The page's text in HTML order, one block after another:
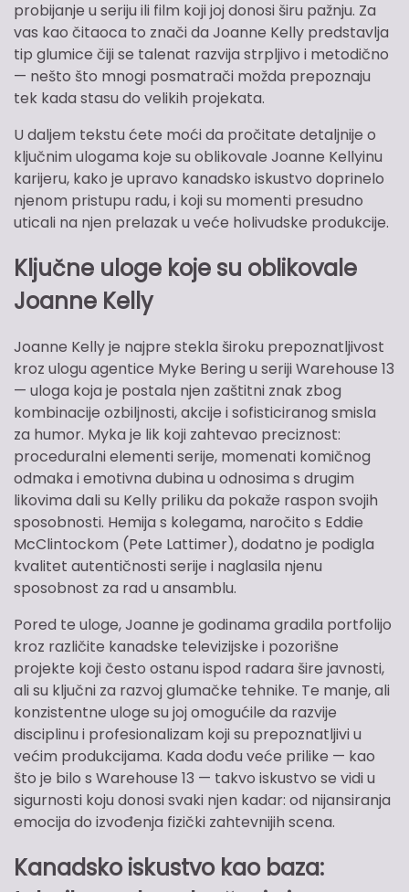
probijanje u seriju ili film koji joj donosi širu pažnju. Za
vas kao čitaoca to znači da Joanne Kelly predstavlja
tip glumice čiji se talenat razvija strpljivo i metodično
— nešto što mnogi posmatrači možda prepoznaju
tek kada stasu do velikih projekata.
U daljem tekstu ćete moći da pročitate detaljnije o
ključnim ulogama koje su oblikovale Joanne Kellyinu
karijeru, kako je upravo kanadsko iskustvo doprinelo
njenom pristupu radu, i koji su momenti presudno
uticali na njen prelazak u veće holivudske produkcije.
Ključne uloge koje su oblikovale
Joanne Kelly
Joanne Kelly je najpre stekla široku prepoznatljivost
kroz ulogu agentice Myke Bering u seriji Warehouse 13
— uloga koja je postala njen zaštitni znak zbog
kombinacije ozbiljnosti, akcije i sofisticiranog smisla
za humor. Myka je lik koji zahtevao preciznost:
proceduralni elementi serije, momenati komičnog
odmaka i emotivna dubina u odnosima s drugim
likovima dali su Kelly priliku da pokaže raspon svojih
sposobnosti. Hemija s kolegama, naročito s Eddie
McClintockom (Pete Lattimer), dodatno je podigla
kvalitet autentičnosti serije i naglasila njenu
sposobnost za rad u ansamblu.
Pored te uloge, Joanne je godinama gradila portfolijo
kroz različite kanadske televizijske i pozorišne
projekte koji često ostanu ispod radara šire javnosti,
ali su ključni za razvoj glumačke tehnike. Te manje, ali
konzistentne uloge su joj omogućile da razvije
disciplinu i profesionalizam koji su prepoznatljivi u
većim produkcijama. Kada dođu veće prilike — kao
što je bilo s Warehouse 13 — takvo iskustvo se vidi u
sigurnosti koju donosi svaki njen kadar: od nijansiranja
emocija do izvođenja fizički zahtevnijih scena.
Kanadsko iskustvo kao baza: